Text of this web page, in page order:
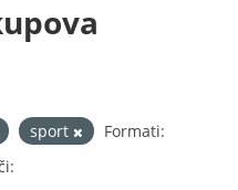
sport
Formati: